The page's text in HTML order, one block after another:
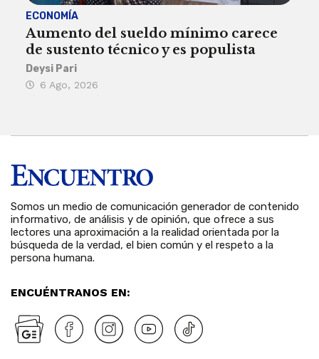
ECONOMÍA
Aumento del sueldo mínimo carece
de sustento técnico y es populista
Deysi Pari
6 Ago, 2026
Somos un medio de comunicación generador de contenido
informativo, de análisis y de opinión, que ofrece a sus
lectores una aproximación a la realidad orientada por la
búsqueda de la verdad, el bien común y el respeto a la
persona humana.
ENCUÉNTRANOS EN: